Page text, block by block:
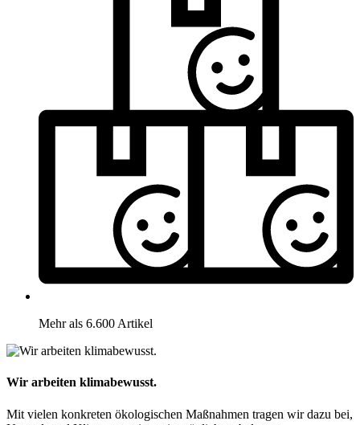
Mehr als 6.600 Artikel
Wir arbeiten klimabewusst.
Mit vielen konkreten ökologischen Maßnahmen tragen wir dazu bei,